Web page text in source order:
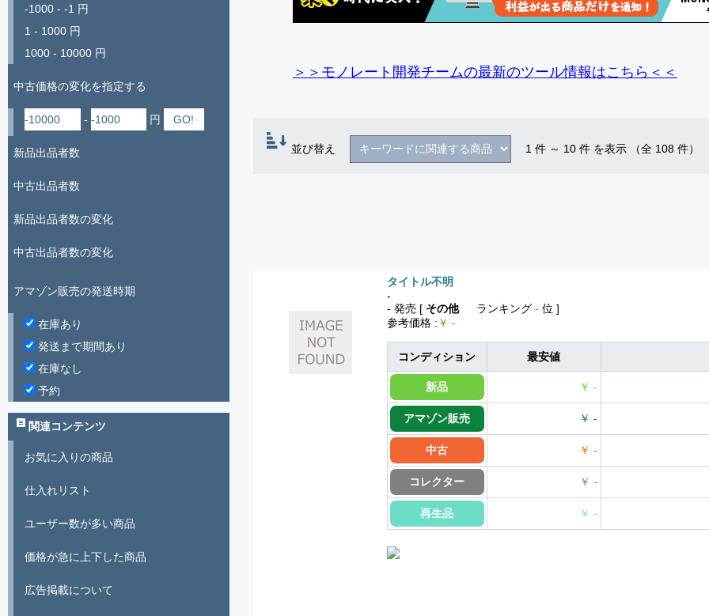
＞＞モノレート開発チームの最新のツール情報はこちら＜＜
並び替え 1 件 ～ 10 件 を表示 （全 108 件）
タイトル不明
-
- 発売 [ その他 ランキング - 位 ]
参考価格 : ￥ -
コンディション 最安値
新品 ￥ -
アマゾン販売 ￥ -
中古 ￥ -
コレクター ￥ -
再生品 ￥ -
-1000 - -1 円
1 - 1000 円
1000 - 10000 円
中古価格の変化を指定する
- 円
新品出品者数
中古出品者数
新品出品者数の変化
中古出品者数の変化
アマゾン販売の発送時期
在庫あり
発送まで期間あり
在庫なし
予約
関連コンテンツ
お気に入りの商品
仕入れリスト
ユーザー数が多い商品
価格が急に上下した商品
広告掲載について